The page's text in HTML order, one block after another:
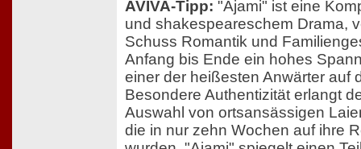
AVIVA-Tipp: "Ajami" ist eine
und shakespeareschem Drama,
Schuss Romantik und
Anfang bis Ende ein hohes
einer der heißesten Anwärter auf
Besondere Authentizität erlangt
Auswahl von ortsansässigen
die in nur zehn Wochen auf ihre